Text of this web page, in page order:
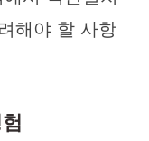
해야 할 사항